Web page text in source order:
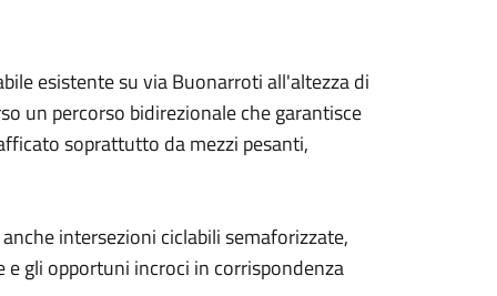
esistente su via Buonarroti all'altezza di
un percorso bidirezionale che garantisce
soprattutto da mezzi pesanti,
intersezioni ciclabili semaforizzate,
gli opportuni incroci in corrispondenza